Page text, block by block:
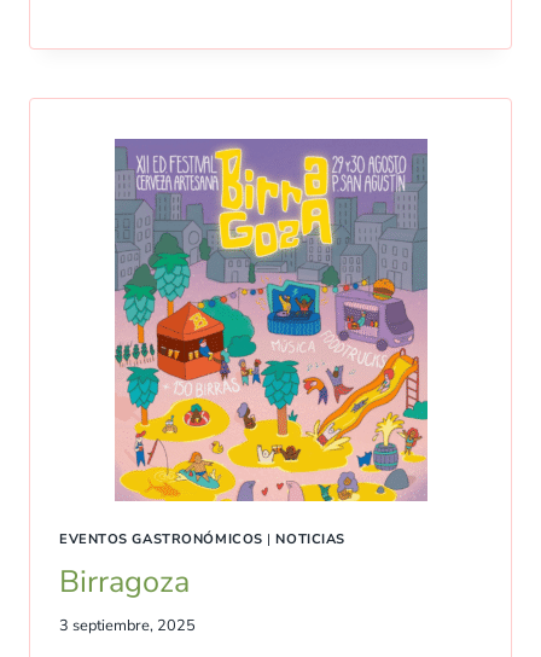
EVENTOS GASTRONÓMICOS |NOTICIAS
Birragoza
3 septiembre, 2025